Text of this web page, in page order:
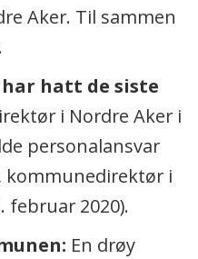
Aker. Til sammen
hatt de siste
i Nordre Aker i
personalansvar
kommunedirektør i
februar 2020).
En drøy